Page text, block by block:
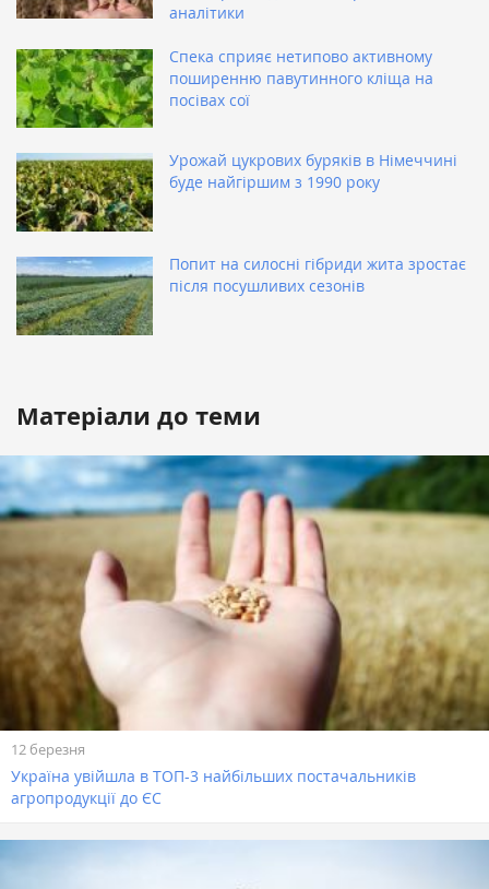
аналітики
Спека сприяє нетипово активному
поширенню павутинного кліща на
посівах сої
Урожай цукрових буряків в Німеччині
буде найгіршим з 1990 року
Попит на силосні гібриди жита зростає
після посушливих сезонів
Матеріали до теми
12 березня
Україна увійшла в ТОП-3 найбільших постачальників
агропродукції до ЄС